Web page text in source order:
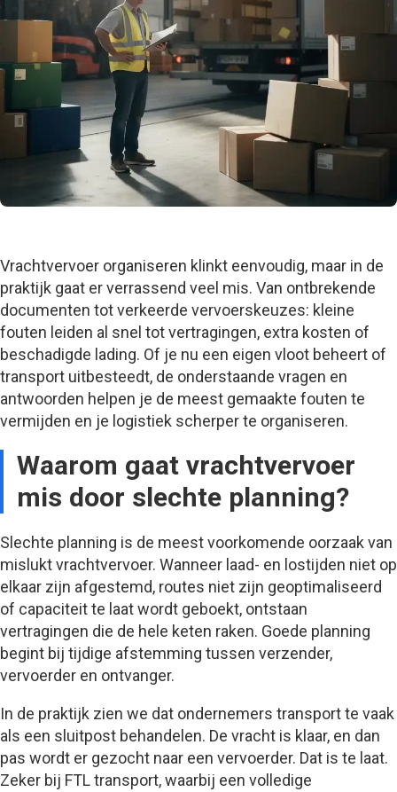
Vrachtvervoer organiseren klinkt eenvoudig, maar in de
praktijk gaat er verrassend veel mis. Van ontbrekende
documenten tot verkeerde vervoerskeuzes: kleine
fouten leiden al snel tot vertragingen, extra kosten of
beschadigde lading. Of je nu een eigen vloot beheert of
transport uitbesteedt, de onderstaande vragen en
antwoorden helpen je de meest gemaakte fouten te
vermijden en je logistiek scherper te organiseren.
Waarom gaat vrachtvervoer
mis door slechte planning?
Slechte planning is de meest voorkomende oorzaak van
mislukt vrachtvervoer. Wanneer laad- en lostijden niet op
elkaar zijn afgestemd, routes niet zijn geoptimaliseerd
of capaciteit te laat wordt geboekt, ontstaan
vertragingen die de hele keten raken. Goede planning
begint bij tijdige afstemming tussen verzender,
vervoerder en ontvanger.
In de praktijk zien we dat ondernemers transport te vaak
als een sluitpost behandelen. De vracht is klaar, en dan
pas wordt er gezocht naar een vervoerder. Dat is te laat.
Zeker bij FTL transport, waarbij een volledige